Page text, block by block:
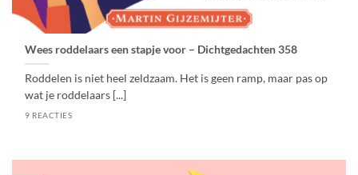
Wees roddelaars een stapje voor – Dichtgedachten 358
Roddelen is niet heel zeldzaam. Het is geen ramp, maar pas op
wat je roddelaars [...]
9 REACTIES